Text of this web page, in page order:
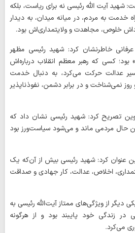
شهید آیت الله رئیسی نه برای ریاست، بلکه
خدمت به مردم، در میانه میدان، به دیدار
خلوص، مجاهدت و ولایتمداری‌اش بود.
خاطرنشان کرد: شهید رئیسی مظهر
بود؛ کسی که رهبر معظم انقلاب درباره‌اش
عدالت حرکت می‌کرد، به دنبال خدمت
نمی‌شناخت و در برابر دشمن، نفوذناپذیر
تصریح کرد: شهید رئیسی نشان داد که
حال مردمی ماند و می‌شود سیاست‌ورز بود
عنوان کرد: شهید رئیسی بیش از آن‌که یک
اخلاص، عدالت، کار جهادی و صداقت
دیگر از ویژگی‌های ممتاز آیت‌الله رئیسی به
در زندگی خود پایبند بود و از هرگونه
می‌کرد.